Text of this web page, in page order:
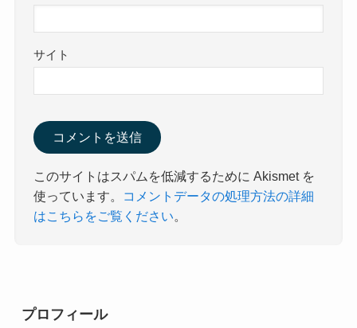
サイト
このサイトはスパムを低減するために Akismet を
使っています。
コメントデータの処理方法の詳細
はこちらをご覧ください。
プロフィール